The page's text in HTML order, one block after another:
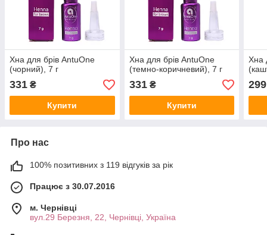
Хна для брів AntuOne
(чорний), 7 г
331 ₴
Купити
Хна для брів AntuOne
(темно-коричневий), 7 г
331₴
Купити
Хна
299
Про нас
100% позитивних з 119 відгуків за рік
Працює з 30.07.2016
м. Чернівці
вул.29 Березня, 22, Чернівці, Україна